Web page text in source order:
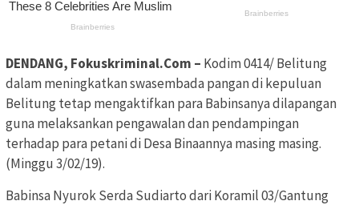
DENDANG, Fokuskriminal.Com – Kodim 0414/ Belitung
dalam meningkatkan swasembada pangan di kepuluan
Belitung tetap mengaktifkan para Babinsanya dilapangan
guna melaksankan pengawalan dan pendampingan
terhadap para petani di Desa Binaannya masing masing.
(Minggu 3/02/19).
Babinsa Nyurok Serda Sudiarto dari Koramil 03/Gantung